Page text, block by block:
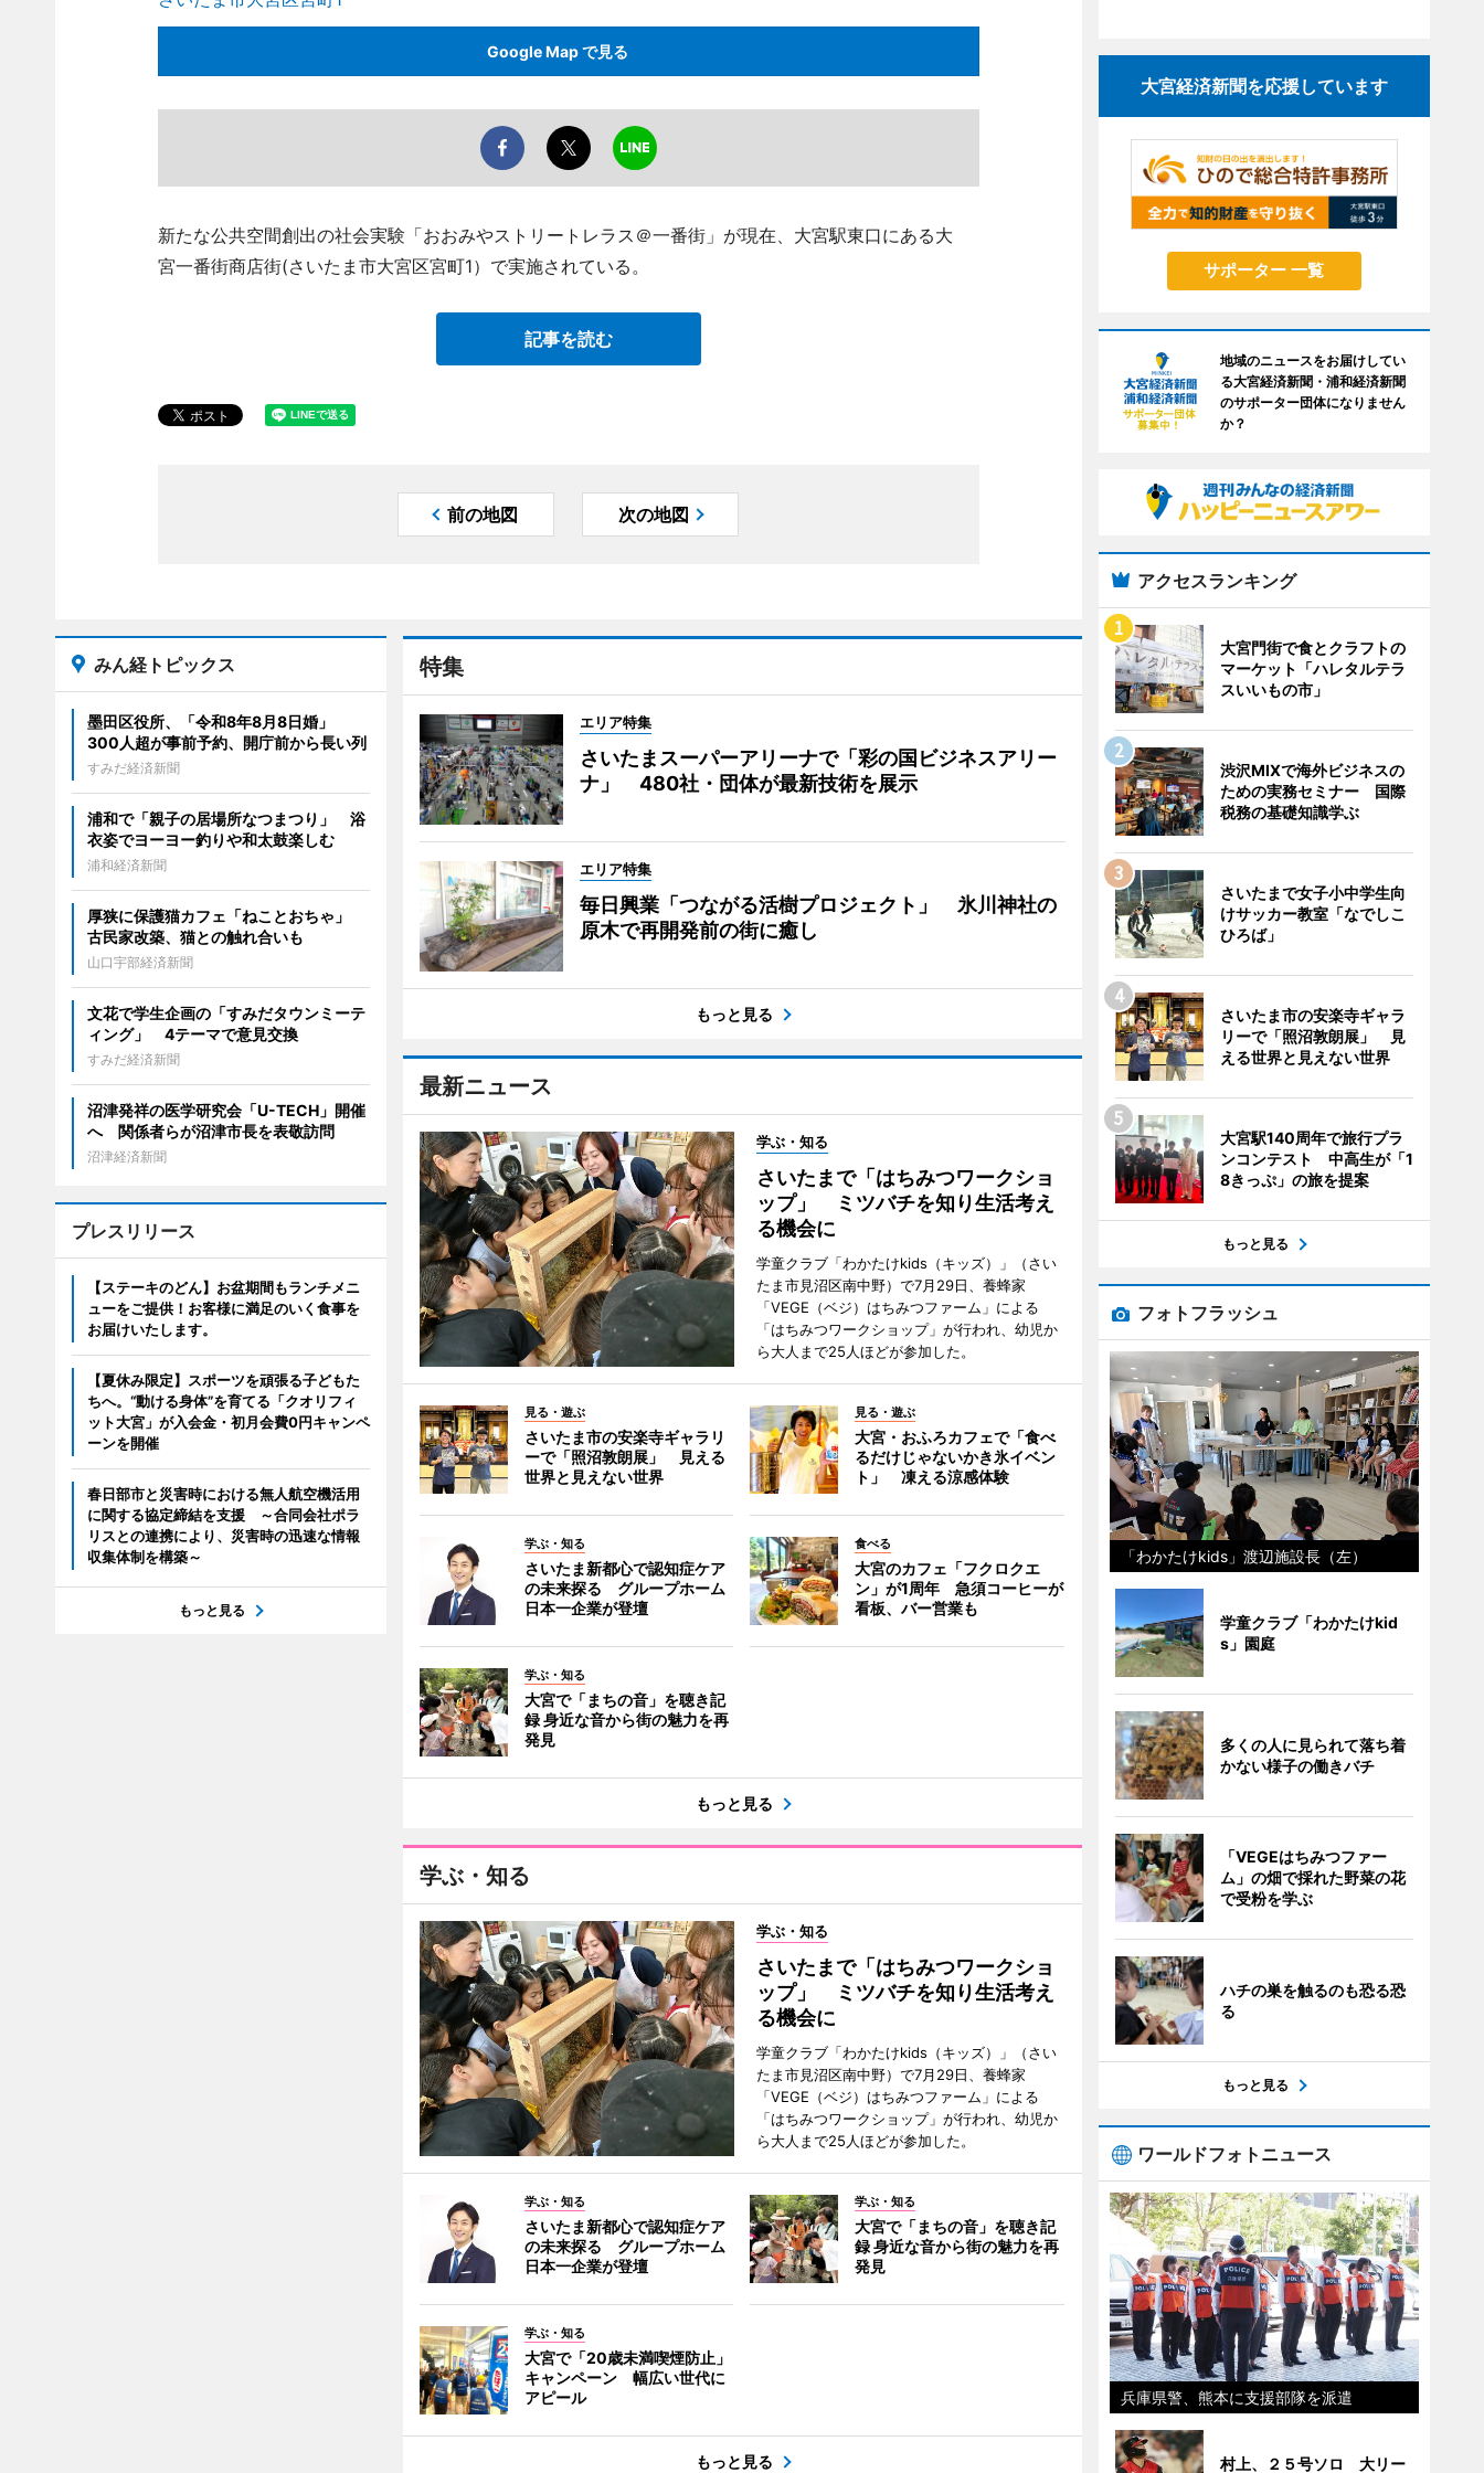
Google Map で見る
新たな公共空間創出の社会実験「おおみやストリートレラス＠一番街」が現在、大宮駅東口にある大
宮一番街商店街(さいたま市大宮区宮町1）で実施されている。
記事を読む
前の地図 次の地図
特集
エリア特集
さいたまスーパーアリーナで「彩の国ビジネスアリー
ナ」 480社・団体が最新技術を展示
エリア特集
毎日興業「つながる活樹プロジェクト」 氷川神社の
原木で再開発前の街に癒し
もっと見る
最新ニュース
学ぶ・知る
さいたまで「はちみつワークショ
ップ」 ミツバチを知り生活考え
る機会に
学童クラブ「わかたけkids（キッズ）」（さい
たま市見沼区南中野）で7月29日、養蜂家
「VEGE（ベジ）はちみつファーム」による
「はちみつワークショップ」が行われ、幼児か
ら大人まで25人ほどが参加した。
見る・遊ぶ
さいたま市の安楽寺ギャラリ
ーで「照沼敦朗展」 見える
世界と見えない世界
見る・遊ぶ
大宮・おふろカフェで「食べ
るだけじゃないかき氷イベン
ト」 凍える涼感体験
学ぶ・知る
さいたま新都心で認知症ケア
の未来探る グループホーム
日本一企業が登壇
食べる
大宮のカフェ「フクロクエ
ン」が1周年 急須コーヒーが
看板、バー営業も
学ぶ・知る
大宮で「まちの音」を聴き記
録 身近な音から街の魅力を再
発見
もっと見る
学ぶ・知る
学ぶ・知る
さいたまで「はちみつワークショ
ップ」 ミツバチを知り生活考え
る機会に
学童クラブ「わかたけkids（キッズ）」（さい
たま市見沼区南中野）で7月29日、養蜂家
「VEGE（ベジ）はちみつファーム」による
「はちみつワークショップ」が行われ、幼児か
ら大人まで25人ほどが参加した。
学ぶ・知る
さいたま新都心で認知症ケア
の未来探る グループホーム
日本一企業が登壇
学ぶ・知る
大宮で「まちの音」を聴き記
録 身近な音から街の魅力を再
発見
学ぶ・知る
大宮で「20歳未満喫煙防止」
キャンペーン 幅広い世代に
アピール
もっと見る
みん経トピックス
墨田区役所、「令和8年8月8日婚」
300人超が事前予約、開庁前から長い列
すみだ経済新聞
浦和で「親子の居場所なつまつり」 浴
衣姿でヨーヨー釣りや和太鼓楽しむ
浦和経済新聞
厚狭に保護猫カフェ「ねことおちゃ」
古民家改築、猫との触れ合いも
山口宇部経済新聞
文花で学生企画の「すみだタウンミーテ
ィング」 4テーマで意見交換
すみだ経済新聞
沼津発祥の医学研究会「U-TECH」開催
へ 関係者らが沼津市長を表敬訪問
沼津経済新聞
プレスリリース
【ステーキのどん】お盆期間もランチメニ
ューをご提供！お客様に満足のいく食事を
お届けいたします。
【夏休み限定】スポーツを頑張る子どもた
ちへ。“動ける身体”を育てる「クオリフィ
ット大宮」が入会金・初月会費0円キャンペ
ーンを開催
春日部市と災害時における無人航空機活用
に関する協定締結を支援 ～合同会社ポラ
リスとの連携により、災害時の迅速な情報
収集体制を構築～
もっと見る
大宮経済新聞を応援しています
サポーター 一覧
地域のニュースをお届けしてい
る大宮経済新聞・浦和経済新聞
のサポーター団体になりません
か？
アクセスランキング
大宮門街で食とクラフトの
マーケット「ハレタルテラ
スいいもの市」
渋沢MIXで海外ビジネスの
ための実務セミナー 国際
税務の基礎知識学ぶ
さいたまで女子小中学生向
けサッカー教室「なでしこ
ひろば」
さいたま市の安楽寺ギャラ
リーで「照沼敦朗展」 見
える世界と見えない世界
大宮駅140周年で旅行プラ
ンコンテスト 中高生が「1
8きっぷ」の旅を提案
もっと見る
フォトフラッシュ
「わかたけkids」渡辺施設長（左）
学童クラブ「わかたけkid
s」園庭
多くの人に見られて落ち着
かない様子の働きバチ
「VEGEはちみつファー
ム」の畑で採れた野菜の花
で受粉を学ぶ
ハチの巣を触るのも恐る恐
る
もっと見る
ワールドフォトニュース
兵庫県警、熊本に支援部隊を派遣
村上、２５号ソロ 大リー